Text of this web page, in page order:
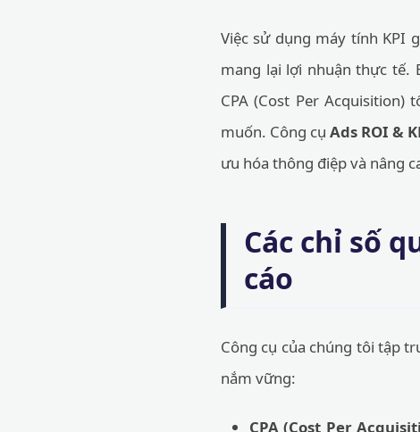
Việc sử dụng máy tính KPI
mang lại lợi nhuận thực tế.
CPA (Cost Per
muốn. Công cụ Ads ROI &
ưu hóa thông điệp và nâng
Các chỉ số
cáo
Công cụ của chúng tôi tập
nắm vững:
CPA (Cost Per